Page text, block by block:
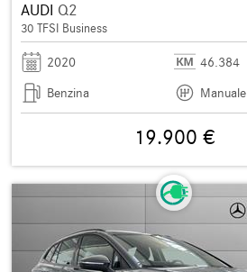
AUDI Q2
30 TFSI Business
2020
46.384
Benzina
Manuale
19.900 €